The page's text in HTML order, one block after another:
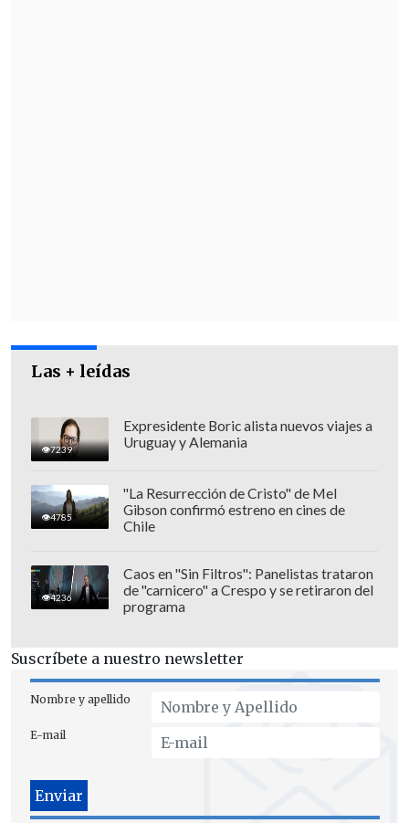
Las + leídas
7239
Expresidente Boric alista nuevos viajes a
Uruguay y Alemania
4785
"La Resurrección de Cristo" de Mel
Gibson confirmó estreno en cines de
Chile
4236
Caos en "Sin Filtros": Panelistas trataron
de "carnicero" a Crespo y se retiraron del
programa
Suscríbete a nuestro newsletter
Nombre y apellido
E-mail